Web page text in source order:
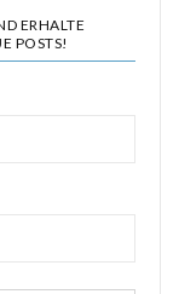
ERHALTE
POSTS!